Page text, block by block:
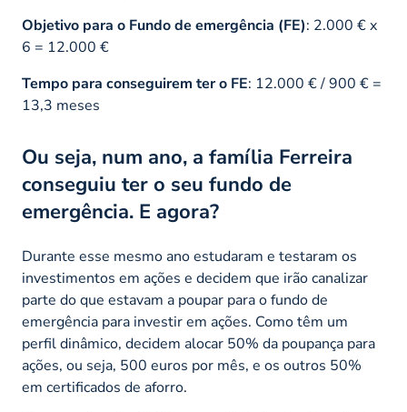
Objetivo para o Fundo de emergência (FE): 2.000 € x
6 = 12.000 €
Tempo para conseguirem ter o FE: 12.000 € / 900 € =
13,3 meses
Ou seja, num ano, a família Ferreira
conseguiu ter o seu fundo de
emergência. E agora?
Durante esse mesmo ano estudaram e testaram os
investimentos em ações e decidem que irão canalizar
parte do que estavam a poupar para o fundo de
emergência para investir em ações. Como têm um
perfil dinâmico, decidem alocar 50% da poupança para
ações, ou seja, 500 euros por mês, e os outros 50%
em certificados de aforro.